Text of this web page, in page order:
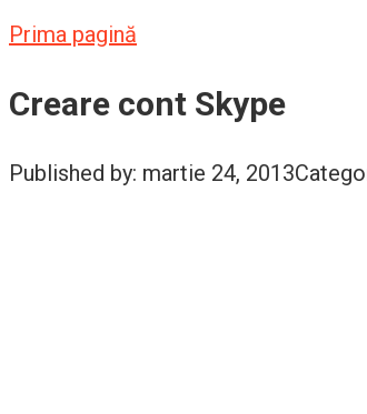
Prima pagină
Creare cont Skype
Published by: martie 24, 2013